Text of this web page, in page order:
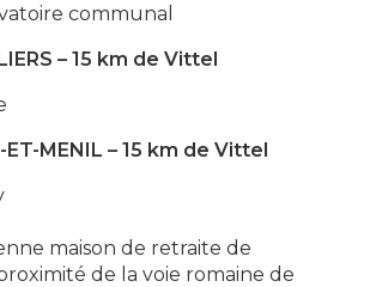
communal
– 15 km de Vittel
ET-MENIL – 15 km de Vittel
maison de retraite de
de la voie romaine de